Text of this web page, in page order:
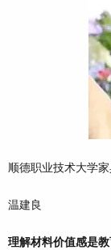
顺德职业技术大学
温建良
理解材料价值感是